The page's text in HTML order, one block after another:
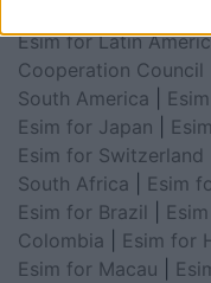
Esim for Latin
Cooperation Council
South America
Esim for Japan
Esim for Switzerland
South Africa
Esim
Esim for Brazil
Colombia
Esim for
Esim for Macau